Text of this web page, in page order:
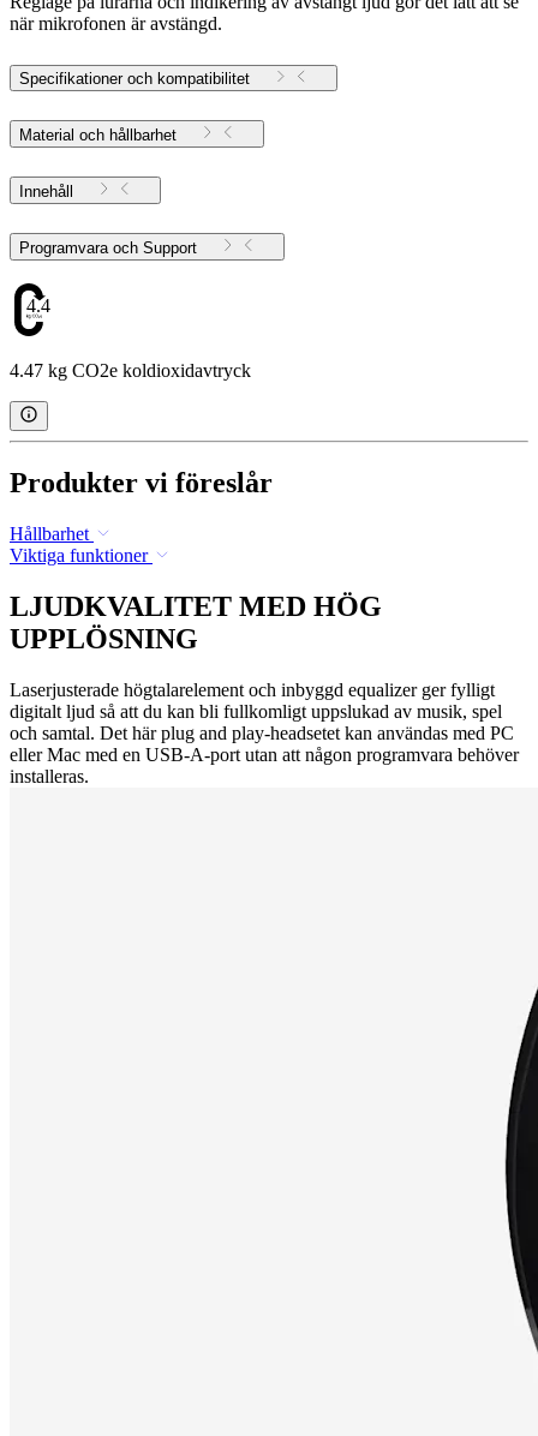
när mikrofonen är avstängd.
Specifikationer och kompatibilitet
Material och hållbarhet
Innehåll
Programvara och Support
4.47
4.47 kg CO2e koldioxidavtryck
Produkter vi föreslår
Hållbarhet
Viktiga funktioner
LJUDKVALITET MED HÖG
UPPLÖSNING
Laserjusterade högtalarelement och inbyggd equalizer ger fylligt
digitalt ljud så att du kan bli fullkomligt uppslukad av musik, spel
och samtal. Det här plug and play-headsetet kan användas med PC
eller Mac med en USB-A-port utan att någon programvara behöver
installeras.